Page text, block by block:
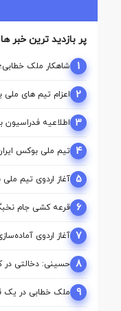
پر بازدید ترین خبر ها
1 شاهکار ملک‌
2 اعزام تیم ‌های ملی
مشترک ازبکستان
3 اطلاعیه فدراسیون
کمیسیون ها
4 تیم ملی بوکس
5
ملی‌پوش در اردو
6 قرعه‌ کشی جام
پوشان ایران حریفان
7 آغاز اردوی
بازی‌های آسیایی
8 حسینی: دخالتی در
مالی صاحب خانه 9 ملک‌ خطابی در یک
ارمنستان/ محمدنژاد